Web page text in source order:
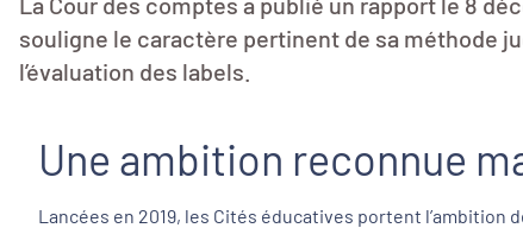
souligne le caractère pertinent de sa méthode
l’évaluation des labels.
Une ambition reconnue
Lancées en 2019, les Cités éducatives portent